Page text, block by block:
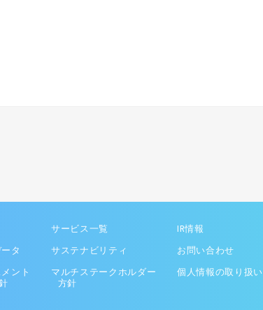
サービス一覧 IR情報
タ サステナビリティ お問い合わせ
ント
マルチステークホルダー
方針
個人情報の取り扱い